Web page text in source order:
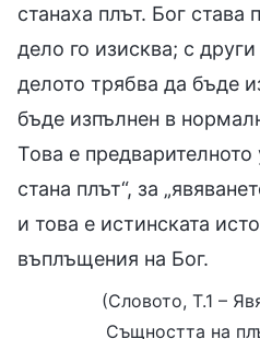
станаха плът. Бог става
дело го изисква; с
делото трябва да бъде
бъде изпълнен в
Това е
стана плът“, за
и това е истинската
въплъщения на Бог.
(Словото, Т.1 –
Същността на